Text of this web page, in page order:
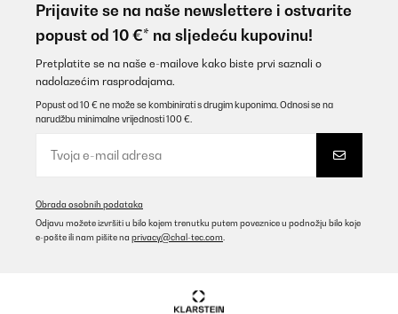
Prijavite se na naše newslettere i ostvarite
popust od 10 €* na sljedeću kupovinu!
Pretplatite se na naše e-mailove kako biste prvi saznali o
nadolazećim rasprodajama.
Popust od 10 € ne može se kombinirati s drugim kuponima. Odnosi se na
narudžbu minimalne vrijednosti 100 €.
Obrada osobnih podataka
Odjavu možete izvršiti u bilo kojem trenutku putem poveznice u podnožju bilo koje
e-pošte ili nam pišite na privacy@chal-tec.com.